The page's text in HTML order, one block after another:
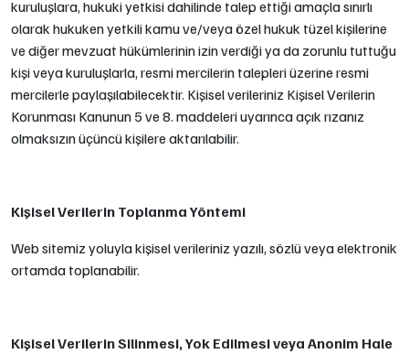
kuruluşlara, hukuki yetkisi dahilinde talep ettiği amaçla sınırlı
olarak hukuken yetkili kamu ve/veya özel hukuk tüzel kişilerine
ve diğer mevzuat hükümlerinin izin verdiği ya da zorunlu tuttuğu
kişi veya kuruluşlarla, resmi mercilerin talepleri üzerine resmi
mercilerle paylaşılabilecektir. Kişisel verileriniz Kişisel Verilerin
Korunması Kanunun 5 ve 8. maddeleri uyarınca açık rızanız
olmaksızın üçüncü kişilere aktarılabilir.
Kişisel Verilerin Toplanma Yöntemi
Web sitemiz yoluyla kişisel verileriniz yazılı, sözlü veya elektronik
ortamda toplanabilir.
Kişisel Verilerin Silinmesi, Yok Edilmesi veya Anonim Hale